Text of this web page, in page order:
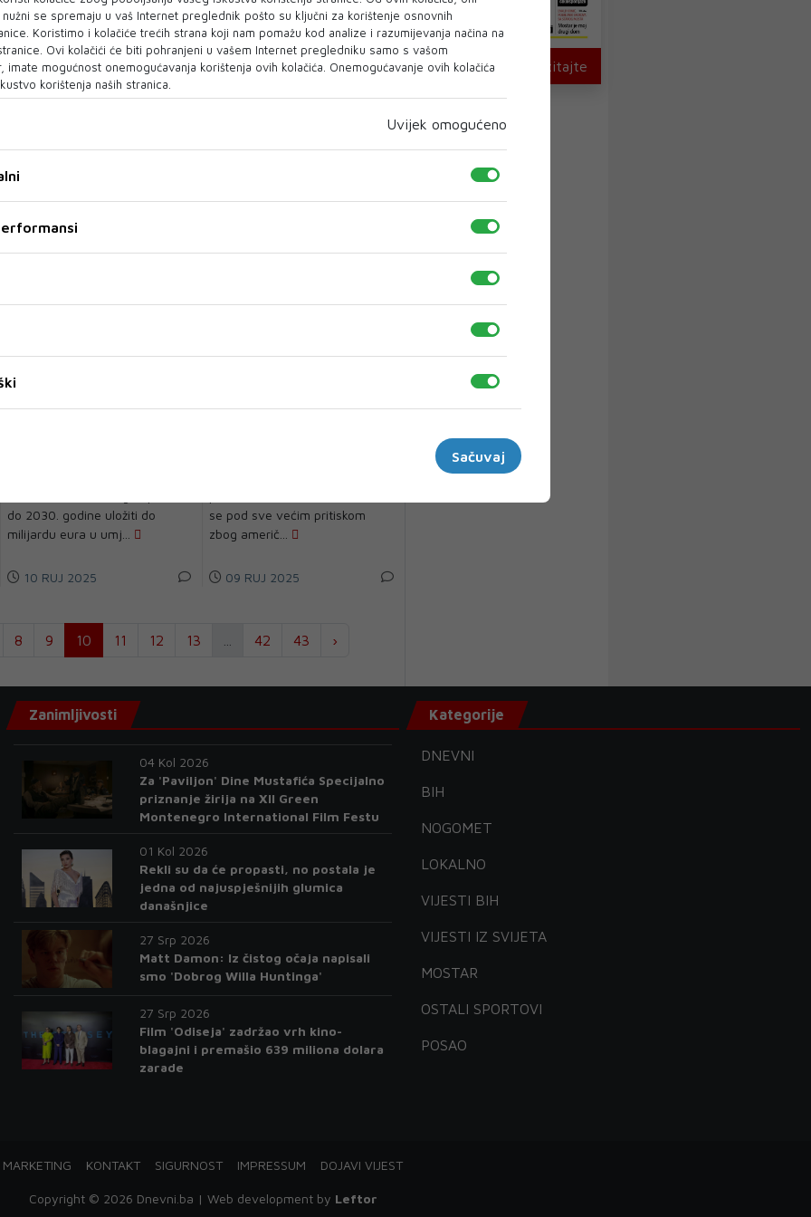
AUTOMOBILIMA
Nemoguće je ostalo
nemoguće: Mercedes ne
želi BMW-ove motore u
svojim modelima
Proteklih tjedana automobilskim
17 RUJ 2025
Tesli, dionice rastu gotovo
osam posto
Dionice Tesle u ponedjeljak su
17 RUJ 2025
VOLKSWAGEN
Volkswagen ulaže milijardu
do 2030. godine uložiti do
milijardu eura u umj...
10 RUJ 2025
Oliver Blume, prvi čovjek
se pod sve većim pritiskom
zbog američ...
09 RUJ 2025
8 9 10 11 12 13 42 43 ›
U novom broju pročitajte
se spremaju u vaš Internet preglednik pošto su ključni za korištenje osnovnih
Koristimo i kolačiće trećih strana koji nam pomažu kod analize i razumijevanja načina na
Ovi kolačići će biti pohranjeni u vašem Internet pregledniku samo s vašom
imate mogućnost onemogućavanja korištenja ovih kolačića. Onemogućavanje ovih kolačića
korištenja naših stranica.
Uvijek omogućeno
Sačuvaj
Zanimljivosti
04 Kol 2026
Za 'Paviljon' Dine Mustafića Specijalno
priznanje žirija na XII Green
Montenegro International Film Festu
01 Kol 2026
Rekli su da će propasti, no postala je
jedna od najuspješnijih glumica
današnjice
27 Srp 2026
Matt Damon: Iz čistog očaja napisali
smo 'Dobrog Willa Huntinga'
27 Srp 2026
Film 'Odiseja' zadržao vrh kino-
blagajni i premašio 639 miliona dolara
zarade
Kategorije
DNEVNI
BIH
NOGOMET
LOKALNO
VIJESTI BIH
VIJESTI IZ SVIJETA
MOSTAR
OSTALI SPORTOVI
POSAO
MARKETING KONTAKT SIGURNOST IMPRESSUM DOJAVI VIJEST
Copyright © 2026 Dnevni.ba | Web development by Leftor